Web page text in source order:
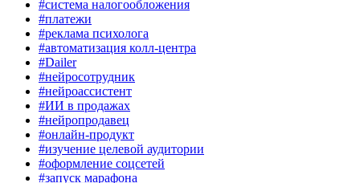
#система налогообложения
#платежи
#реклама психолога
#автоматизация колл-центра
#Dailer
#нейросотрудник
#нейроассистент
#ИИ в продажах
#нейропродавец
#онлайн-продукт
#изучение целевой аудитории
#оформление соцсетей
#запуск марафона